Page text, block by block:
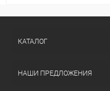
КАТАЛОГ
НАШИ ПРЕДЛОЖЕНИЯ